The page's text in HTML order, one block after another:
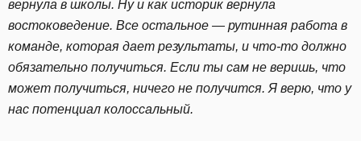
вернула в школы. Ну и как историк вернула
востоковедение. Все остальное — рутинная работа в
команде, которая дает результаты, и что-то должно
обязательно получиться. Если ты сам не веришь, что
может получиться, ничего не получится. Я верю, что у
нас потенциал колоссальный.